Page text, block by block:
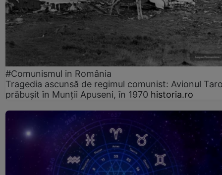
#Comunismul in România
Tragedia ascunsă de regimul comunist: Avionul
prăbușit în Munții Apuseni, în 1970 historia.ro